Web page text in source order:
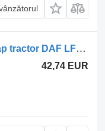
Supapă de comandă a frânei WABCO CF75 (01.01-) 4802051030 pentru cap tractor DAF LF45, LF55, LF180, CF65, CF75, CF85 (2001-)
42,74 EUR